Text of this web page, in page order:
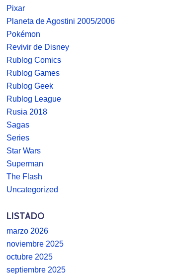
Pixar
Planeta de Agostini 2005/2006
Pokémon
Revivir de Disney
Rublog Comics
Rublog Games
Rublog Geek
Rublog League
Rusia 2018
Sagas
Series
Star Wars
Superman
The Flash
Uncategorized
LISTADO
marzo 2026
noviembre 2025
octubre 2025
septiembre 2025